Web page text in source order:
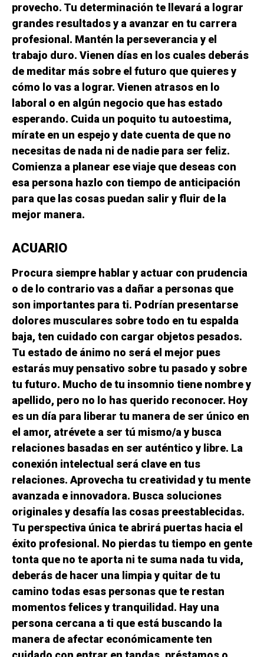
provecho. Tu determinación te llevará a lograr
grandes resultados y a avanzar en tu carrera
profesional. Mantén la perseverancia y el
trabajo duro. Vienen días en los cuales deberás
de meditar más sobre el futuro que quieres y
cómo lo vas a lograr. Vienen atrasos en lo
laboral o en algún negocio que has estado
esperando. Cuida un poquito tu autoestima,
mírate en un espejo y date cuenta de que no
necesitas de nada ni de nadie para ser feliz.
Comienza a planear ese viaje que deseas con
esa persona hazlo con tiempo de anticipación
para que las cosas puedan salir y fluir de la
mejor manera.
ACUARIO
Procura siempre hablar y actuar con prudencia
o de lo contrario vas a dañar a personas que
son importantes para ti. Podrían presentarse
dolores musculares sobre todo en tu espalda
baja, ten cuidado con cargar objetos pesados.
Tu estado de ánimo no será el mejor pues
estarás muy pensativo sobre tu pasado y sobre
tu futuro. Mucho de tu insomnio tiene nombre y
apellido, pero no lo has querido reconocer. Hoy
es un día para liberar tu manera de ser único en
el amor, atrévete a ser tú mismo/a y busca
relaciones basadas en ser auténtico y libre. La
conexión intelectual será clave en tus
relaciones. Aprovecha tu creatividad y tu mente
avanzada e innovadora. Busca soluciones
originales y desafía las cosas preestablecidas.
Tu perspectiva única te abrirá puertas hacia el
éxito profesional. No pierdas tu tiempo en gente
tonta que no te aporta ni te suma nada tu vida,
deberás de hacer una limpia y quitar de tu
camino todas esas personas que te restan
momentos felices y tranquilidad. Hay una
persona cercana a ti que está buscando la
manera de afectar económicamente ten